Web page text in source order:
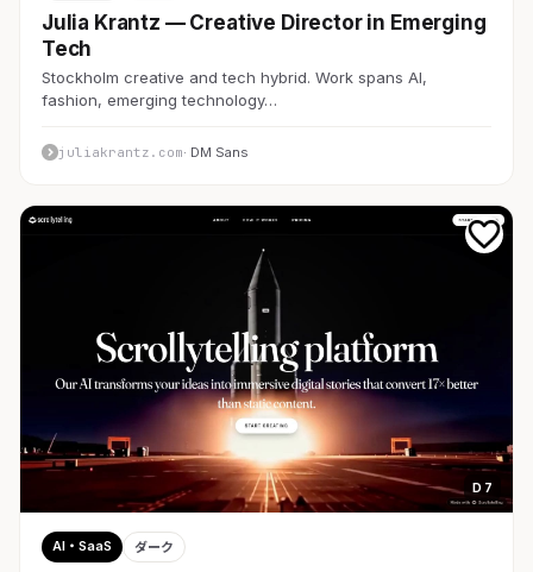
Julia Krantz — Creative Director in Emerging
Tech
Stockholm creative and tech hybrid. Work spans AI,
fashion, emerging technology…
juliakrantz.com· DM Sans
D 7
AI・SaaS ダーク